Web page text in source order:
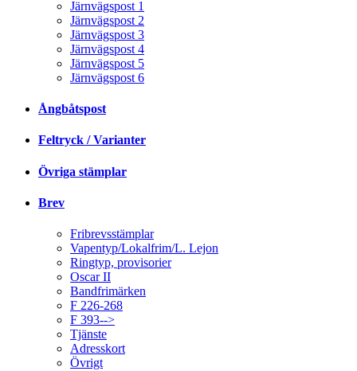
Järnvägspost 1
Järnvägspost 2
Järnvägspost 3
Järnvägspost 4
Järnvägspost 5
Järnvägspost 6
Ångbåtspost
Feltryck / Varianter
Övriga stämplar
Brev
Fribrevsstämplar
Vapentyp/Lokalfrim/L. Lejon
Ringtyp, provisorier
Oscar II
Bandfrimärken
F 226-268
F 393-->
Tjänste
Adresskort
Övrigt